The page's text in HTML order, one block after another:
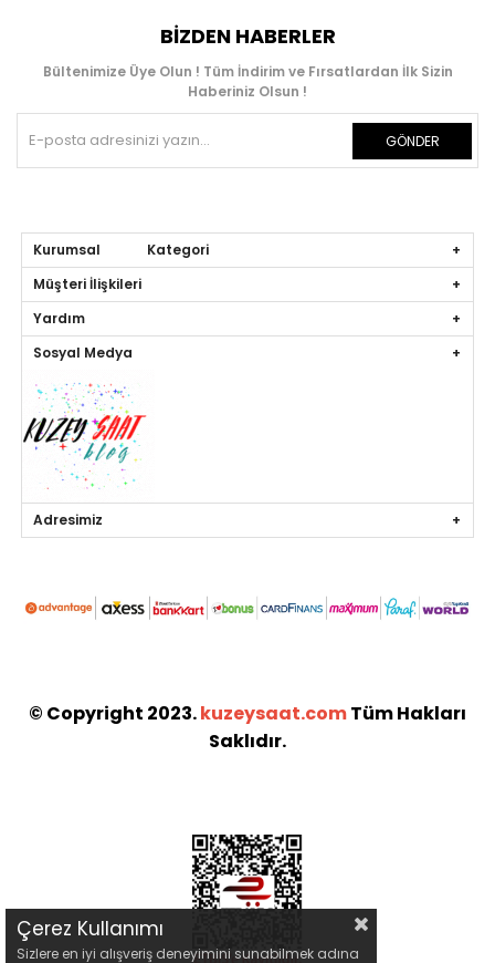
BIZDEN HABERLER
Bültenimize Üye Olun ! Tüm İndirim ve Fırsatlardan İlk Sizin
Haberiniz Olsun !
GÖNDER
Kurumsal Kategori
Müşteri İlişkileri
Yardım
Sosyal Medya
Adresimiz
© Copyright 2023.kuzeysaat.comTüm Hakları
Saklıdır.
Çerez Kullanımı
Sizlere en iyi alışveriş deneyimini sunabilmek adına